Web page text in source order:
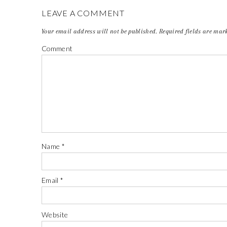
LEAVE A COMMENT
Your email address will not be published. Required fields are
Comment
Name *
Email*
Website